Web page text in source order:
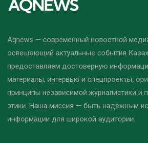
Aqnews — современный новостной
освещающий актуальные события
предоставляем достоверную
материалы, интервью и спецпроекты,
принципы независимой журналистики и
этики. Наша миссия — быть надёжным
информации для широкой аудитории.